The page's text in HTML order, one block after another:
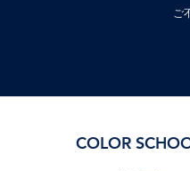
ご
COLOR